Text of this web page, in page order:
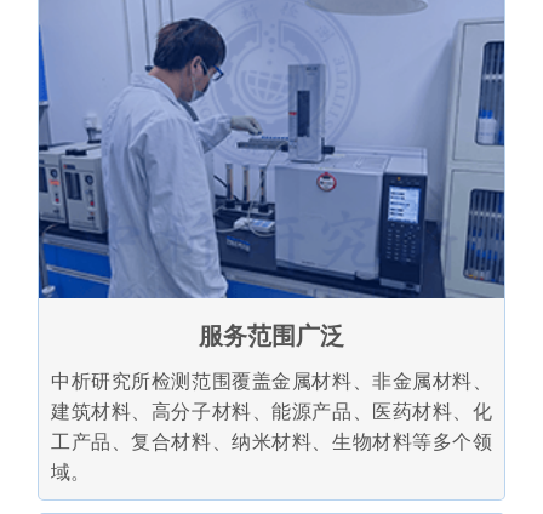
服务范围广泛
中析研究所检测范围覆盖金属材料、非金属材料、
建筑材料、高分子材料、能源产品、医药材料、化
工产品、复合材料、纳米材料、生物材料等多个领
域。